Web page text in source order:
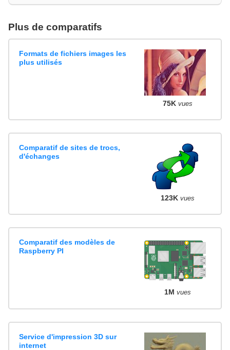
Plus de comparatifs
Formats de fichiers images les
plus utilisés
75K vues
Comparatif de sites de trocs,
d'échanges
123K vues
Comparatif des modèles de
Raspberry PI
1M vues
Service d'impression 3D sur
internet